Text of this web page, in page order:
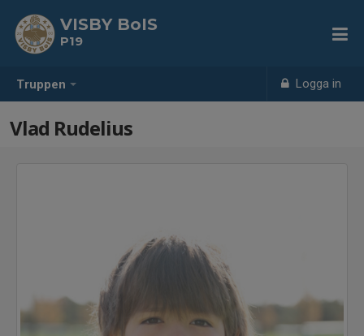
Truppen Logga in
VISBY BoIS
P19
Vlad Rudelius